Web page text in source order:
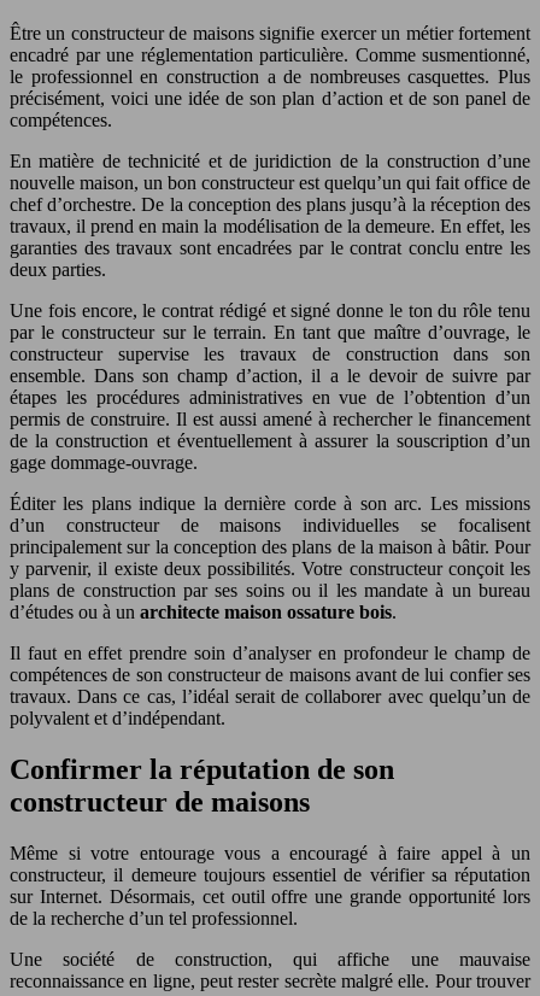
Être un constructeur de maisons signifie exercer un métier fortement
encadré par une réglementation particulière. Comme susmentionné,
le professionnel en construction a de nombreuses casquettes. Plus
précisément, voici une idée de son plan d’action et de son panel de
compétences.
En matière de technicité et de juridiction de la construction d’une
nouvelle maison, un bon constructeur est quelqu’un qui fait office de
chef d’orchestre. De la conception des plans jusqu’à la réception des
travaux, il prend en main la modélisation de la demeure. En effet, les
garanties des travaux sont encadrées par le contrat conclu entre les
deux parties.
Une fois encore, le contrat rédigé et signé donne le ton du rôle tenu
par le constructeur sur le terrain. En tant que maître d’ouvrage, le
constructeur supervise les travaux de construction dans son
ensemble. Dans son champ d’action, il a le devoir de suivre par
étapes les procédures administratives en vue de l’obtention d’un
permis de construire. Il est aussi amené à rechercher le financement
de la construction et éventuellement à assurer la souscription d’un
gage dommage-ouvrage.
Éditer les plans indique la dernière corde à son arc. Les missions
d’un constructeur de maisons individuelles se focalisent
principalement sur la conception des plans de la maison à bâtir. Pour
y parvenir, il existe deux possibilités. Votre constructeur conçoit les
plans de construction par ses soins ou il les mandate à un bureau
d’études ou à un architecte maison ossature bois.
Il faut en effet prendre soin d’analyser en profondeur le champ de
compétences de son constructeur de maisons avant de lui confier ses
travaux. Dans ce cas, l’idéal serait de collaborer avec quelqu’un de
polyvalent et d’indépendant.
Confirmer la réputation de son
constructeur de maisons
Même si votre entourage vous a encouragé à faire appel à un
constructeur, il demeure toujours essentiel de vérifier sa réputation
sur Internet. Désormais, cet outil offre une grande opportunité lors
de la recherche d’un tel professionnel.
Une société de construction, qui affiche une mauvaise
reconnaissance en ligne, peut rester secrète malgré elle. Pour trouver